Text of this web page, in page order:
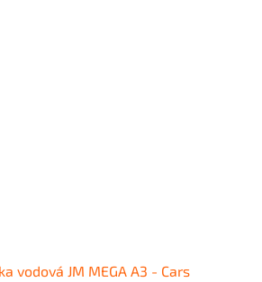
vodová JM MEGA A3 - Cars